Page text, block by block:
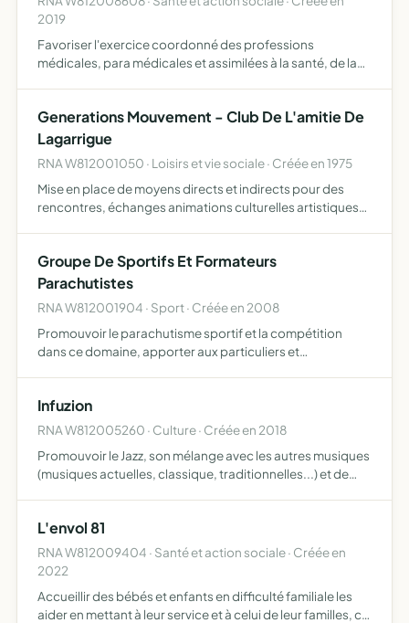
2019
Favoriser l'exercice coordonné des professions
médicales, para médicales et assimilées à la santé, de la
Generations Mouvement - Club De L'amitie De
Lagarrigue
RNA W812001050 · Loisirs et vie sociale · Créée en 1975
Mise en place de moyens directs et indirects pour des
rencontres, échanges animations culturelles artistiques
Groupe De Sportifs Et Formateurs
Parachutistes
RNA W812001904 · Sport · Créée en 2008
Promouvoir le parachutisme sportif et la compétition
dans ce domaine, apporter aux particuliers et
sportifs,…
Infuzion
RNA W812005260 · Culture · Créée en 2018
Promouvoir le Jazz, son mélange avec les autres musiques
(musiques actuelles, classique, traditionnelles...) et de
L'envol 81
RNA W812009404 · Santé et action sociale · Créée en
2022
Accueillir des bébés et enfants en difficulté familiale les
aider en mettant à leur service et à celui de leur familles, ce